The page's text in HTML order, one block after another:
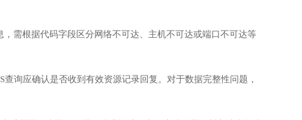
需根据代码字段区分网络不可达、主机不可达或端口不可达等
询应确认是否收到有效资源记录回复。对于数据完整性问题，